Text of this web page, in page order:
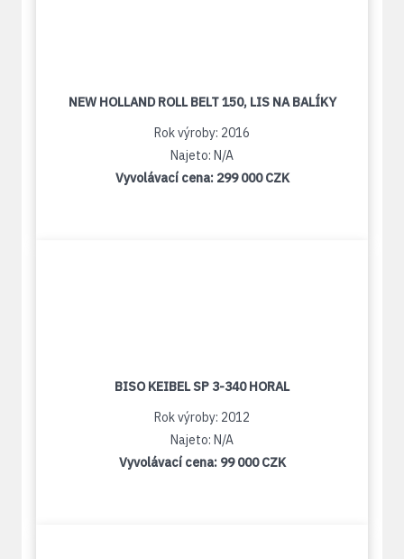
NEW HOLLAND ROLL BELT 150, LIS NA BALÍKY
Rok výroby: 2016
Najeto: N/A
Vyvolávací cena: 299 000 CZK
BISO KEIBEL SP 3-340 HORAL
Rok výroby: 2012
Najeto: N/A
Vyvolávací cena: 99 000 CZK